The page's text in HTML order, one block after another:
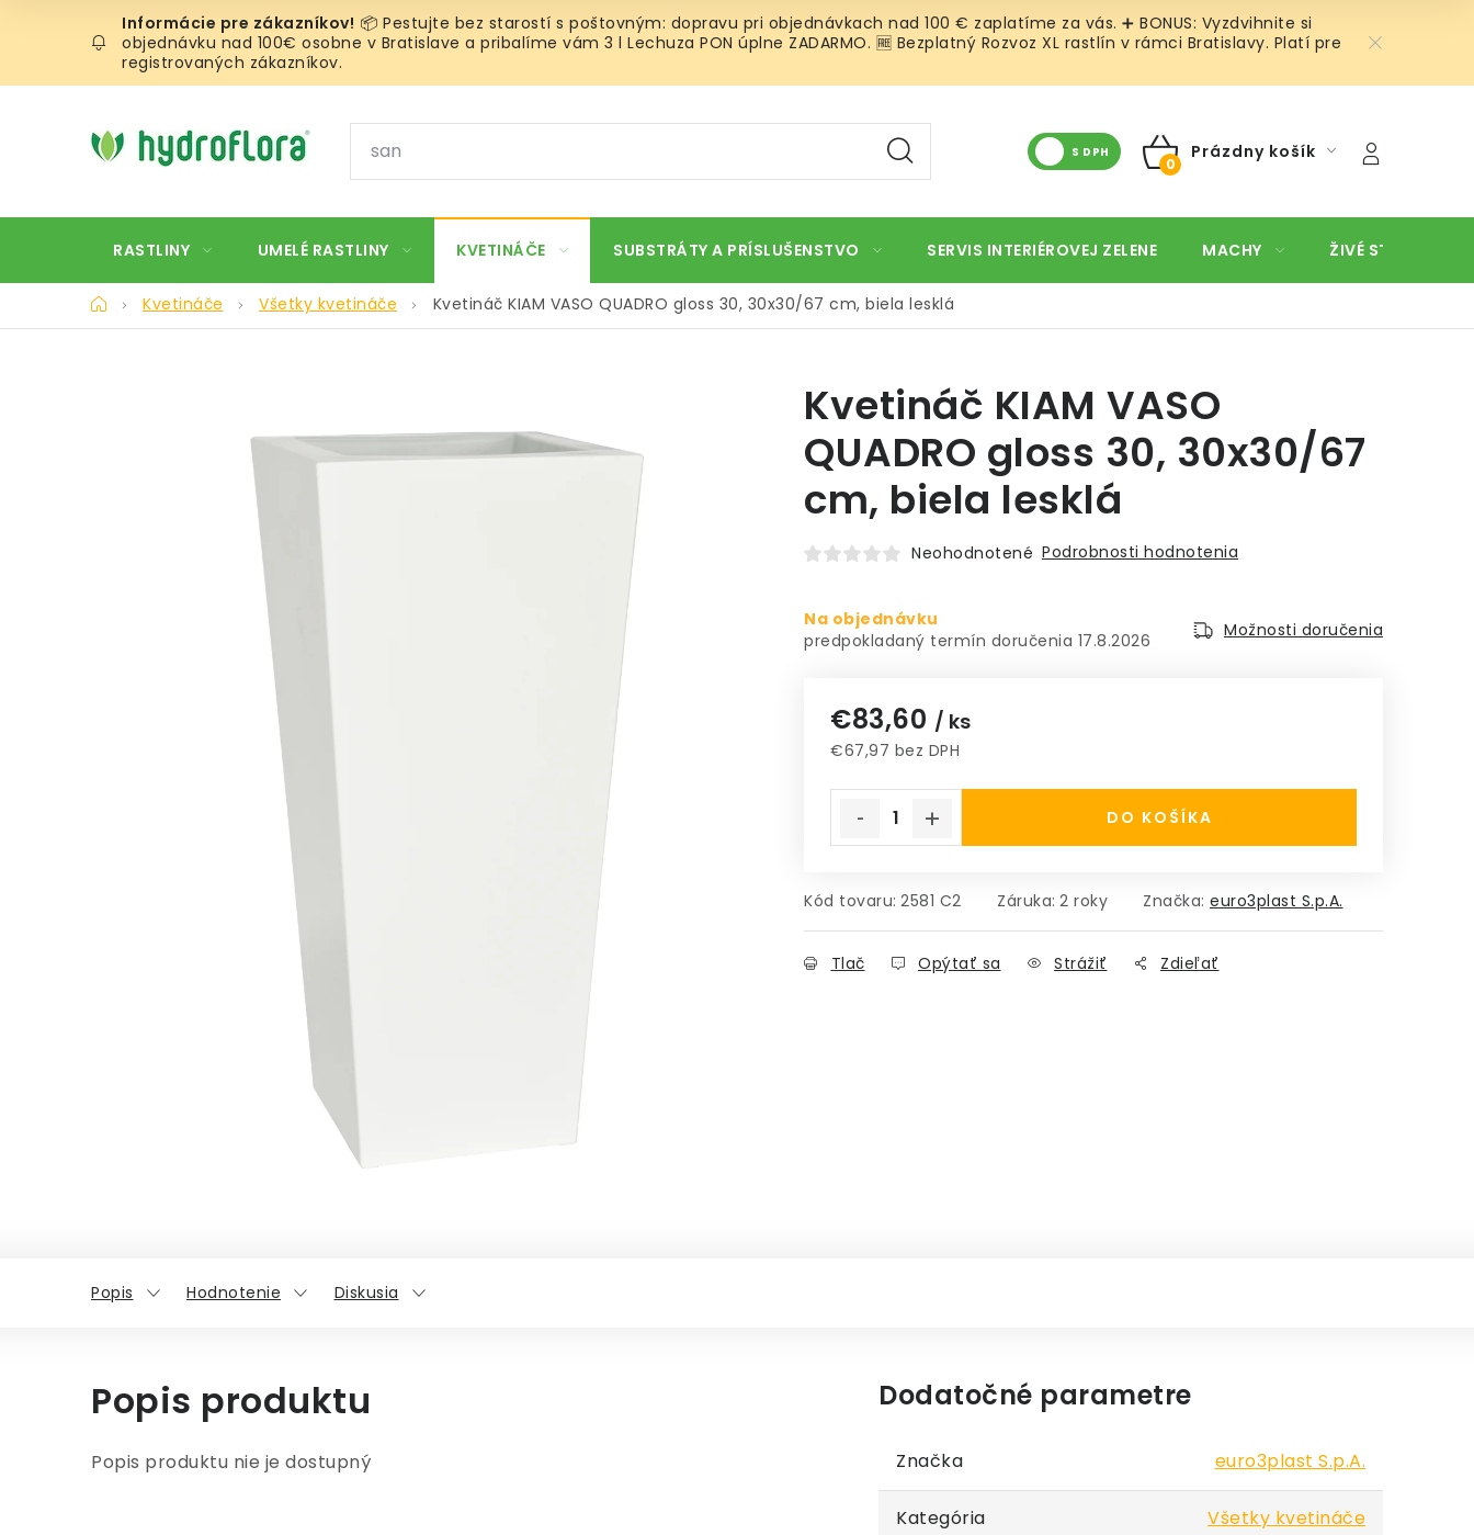
📦 Pestujte bez starostí s poštovným: dopravu pri objednávkach nad 100 € zaplatíme za vás. ➕ BONUS: Vyzdvihnite si
objednávku nad 100€ osobne v Bratislave a pribalíme vám 3 l Lechuza PON úplne ZADARMO. 🆓 Bezplatný Rozvoz XL rastlín v rámci Bratislavy. Platí pre
registrovaných zákazníkov.
S DPH
NÁKUPNÝ
Prázdny košík
RASTLINY UMELÉ RASTLINY KVETINÁČE SUBSTRÁTY A PRÍSLUŠENSTVO SERVIS INTERIÉROVEJ ZELENE MACHY ŽIVÉ STENY
DomovKvetináče Všetky kvetináče Kvetináč KIAM VASO QUADRO gloss 30, 30x30/67 cm, biela lesklá
Kvetináč KIAM VASO
QUADRO gloss 30, 30x30/67
cm, biela lesklá
Neohodnotené Podrobnosti hodnotenia
Na objednávku
17.8.2026
Možnosti doručenia
€83,60 / ks
€67,97 bez DPH
DO KOŠÍKA
Kód tovaru: 2581 C2 Záruka: 2 roky Značka: euro3plast S.p.A.
Tlač Opýtať sa Strážiť Zdieľať
Popis Hodnotenie Diskusia
Popis produktu
Popis produktu nie je dostupný
Dodatočné parametre
Značka euro3plast S.p.A.
Kategória Všetky kvetináče